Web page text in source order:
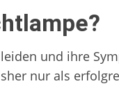
und ihre
nur als